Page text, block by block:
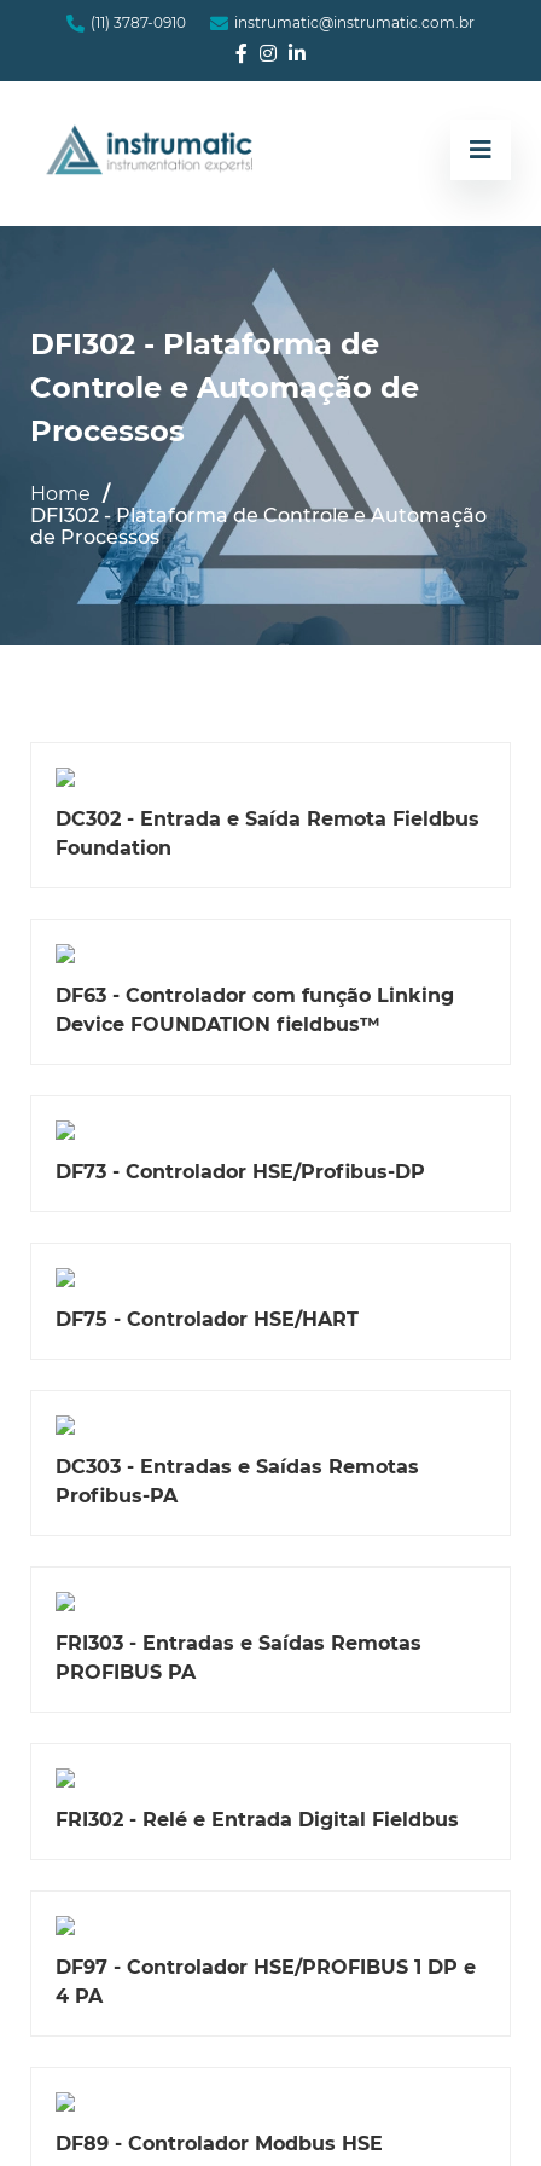
(11) 3787-0910 instrumatic@instrumatic.com.br
DFI302 - Plataforma de
Controle e Automação de
Processos
Home
DFI302 - Plataforma de Controle e Automação
de Processos
DC302 - Entrada e Saída Remota Fieldbus
Foundation
DF63 - Controlador com função Linking
Device FOUNDATION fieldbus™
DF73 - Controlador HSE/Profibus-DP
DF75 - Controlador HSE/HART
DC303 - Entradas e Saídas Remotas
Profibus-PA
FRI303 - Entradas e Saídas Remotas
PROFIBUS PA
FRI302 - Relé e Entrada Digital Fieldbus
DF97 - Controlador HSE/PROFIBUS 1 DP e
4 PA
DF89 - Controlador Modbus HSE